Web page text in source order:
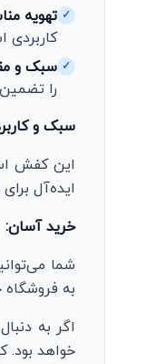
✓ تهویه
✓ سبک و
را
سبک و
این کفش
ایده‌آل
خرید آسان:
شما
به
اگر به
خواهد بود.